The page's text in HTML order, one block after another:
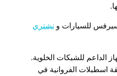
للسيارات و نشتري
الداعم للشبكات الخلوية.
الفروانية في